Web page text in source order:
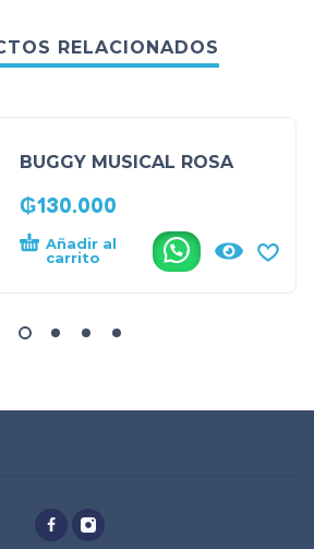
RELACIONADOS
BUGGY MUSICAL ROSA
₲130.000
Añadir al
carrito
.